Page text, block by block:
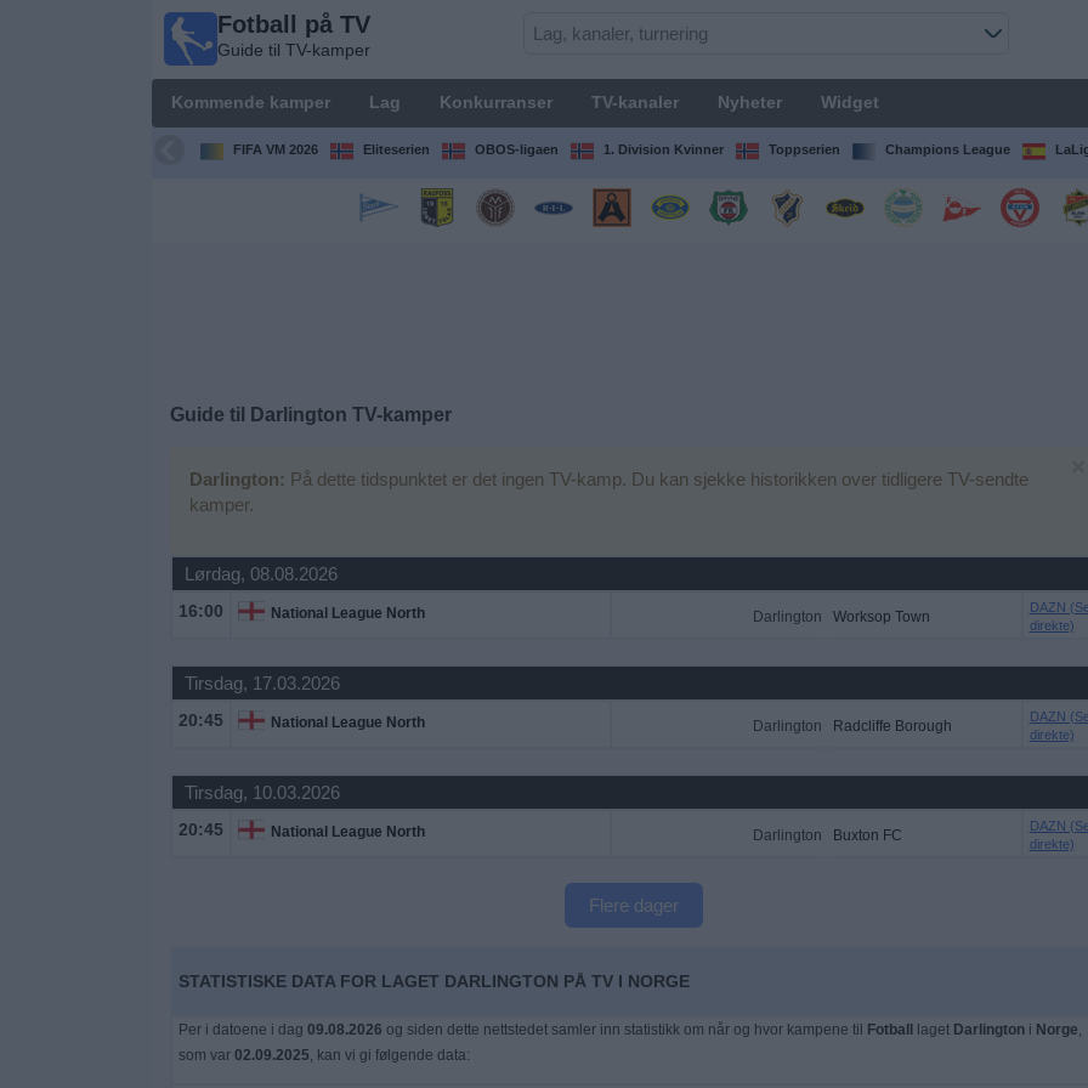
Fotball på TV
Guide til TV-kamper
Kommende kamper Lag Konkurranser TV-kanaler Nyheter Widget
FIFA VM 2026 Eliteserien OBOS-ligaen 1. Division Kvinner Toppserien Champions League
Guide til Darlington TV-kamper
Darlington: På dette tidspunktet er det ingen TV-kamp. Du kan sjekke historikken over tidligere TV-sendte
kamper.
Lørdag, 08.08.2026
16:00 National League North Darlington Worksop Town
DAZN
direkte)
Tirsdag, 17.03.2026
20:45 National League North Darlington Radcliffe Borough
DAZN
direkte)
Tirsdag, 10.03.2026
20:45 National League North Darlington Buxton FC
DAZN
direkte)
Flere dager
STATISTISKE DATA FOR LAGET DARLINGTON PÅ TV I NORGE
Per i datoene i dag 09.08.2026 og siden dette nettstedet samler inn statistikk om når og hvor kampene til Fotball laget Darlingtoni Norge,
som var 02.09.2025, kan vi gi følgende data: